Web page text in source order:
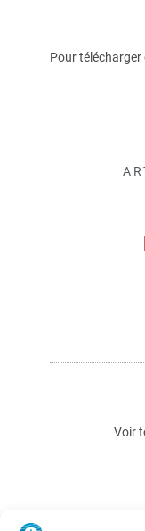
Pour télécharger
Voir